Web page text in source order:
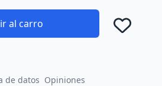
al carro
de datos Opiniones